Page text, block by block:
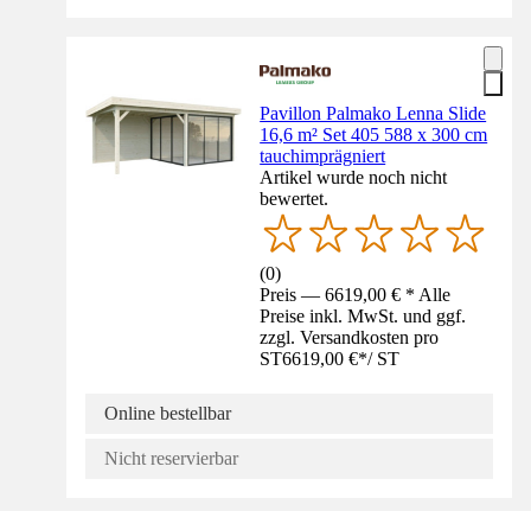
Pavillon Palmako Lenna Slide
16,6 m² Set 405 588 x 300 cm
tauchimprägniert
Artikel wurde noch nicht
bewertet.
(0)
Preis — 6619,00 € * Alle
Preise inkl. MwSt. und ggf.
zzgl. Versandkosten pro
ST6619,00 €*/ ST
Online bestellbar
Nicht reservierbar